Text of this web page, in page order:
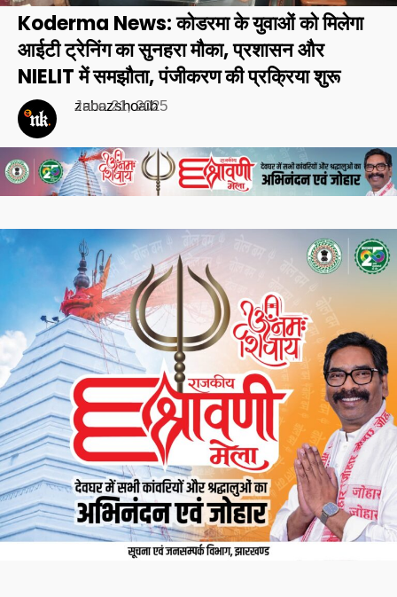
Koderma News: कोडरमा के युवाओं को मिलेगा
आईटी ट्रेनिंग का सुनहरा मौका, प्रशासन और
NIELIT में समझौता, पंजीकरण की प्रक्रिया शुरू
zabazshoaib
June 21, 2025